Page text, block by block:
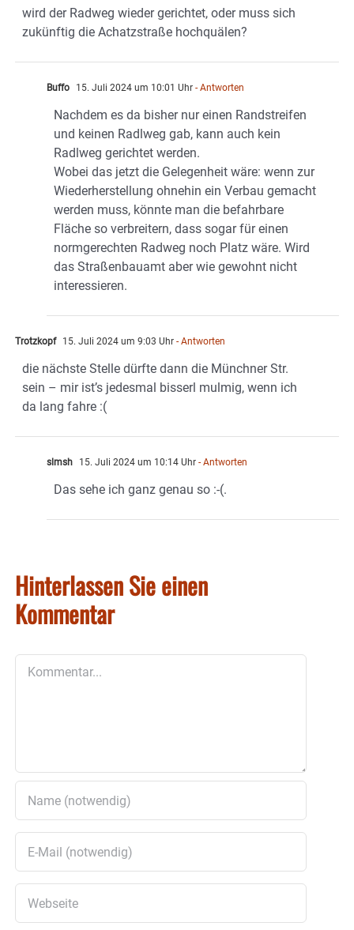
wird der Radweg wieder gerichtet, oder muss sich
zukünftig die Achatzstraße hochquälen?
Buffo 15. Juli 2024 um 10:01 Uhr - Antworten
Nachdem es da bisher nur einen Randstreifen
und keinen Radlweg gab, kann auch kein
Radlweg gerichtet werden.
Wobei das jetzt die Gelegenheit wäre: wenn zur
Wiederherstellung ohnehin ein Verbau gemacht
werden muss, könnte man die befahrbare
Fläche so verbreitern, dass sogar für einen
normgerechten Radweg noch Platz wäre. Wird
das Straßenbauamt aber wie gewohnt nicht
interessieren.
Trotzkopf 15. Juli 2024 um 9:03 Uhr - Antworten
die nächste Stelle dürfte dann die Münchner Str.
sein – mir ist’s jedesmal bisserl mulmig, wenn ich
da lang fahre :(
slmsh 15. Juli 2024 um 10:14 Uhr - Antworten
Das sehe ich ganz genau so :-(.
Hinterlassen Sie einen
Kommentar